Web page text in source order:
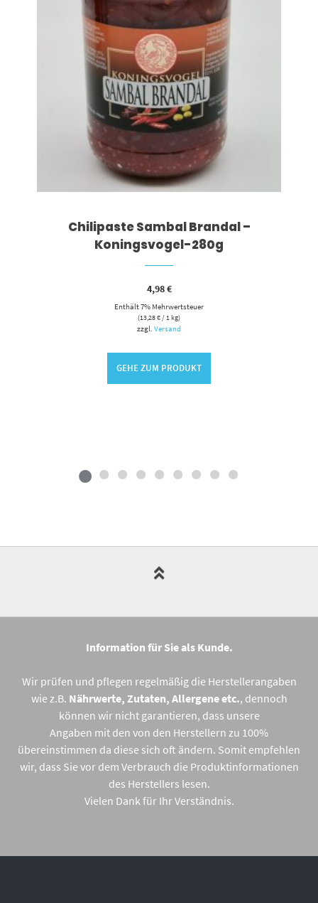
Chilipaste Sambal Brandal –
Koningsvogel-280g
4,98€
Enthält 7% Mehrwertsteuer
(13,28€/ 1 kg)
zzgl.Versand
GEHE ZUM PRODUKT
Information für Sie als Kunde.
Wir prüfen und pflegen regelmäßig die Herstellerangaben
wie z.B. Nährwerte, Zutaten, Allergene etc., dennoch
können wir nicht garantieren, dass unsere
Angaben mit den von den Herstellern zu 100%
übereinstimmen da diese sich oft ändern. Somit empfehlen
wir, dass Sie vor dem Verbrauch die Produktinformationen
des Herstellers lesen.
Vielen Dank für Ihr Verständnis.